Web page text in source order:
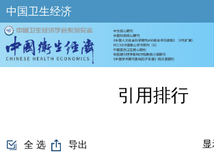
中国卫生经济
引用排行
全 选 导出 显